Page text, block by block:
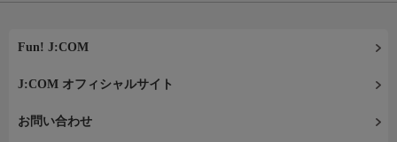
Fun! J:COM
J:COM オフィシャルサイト
お問い合わせ